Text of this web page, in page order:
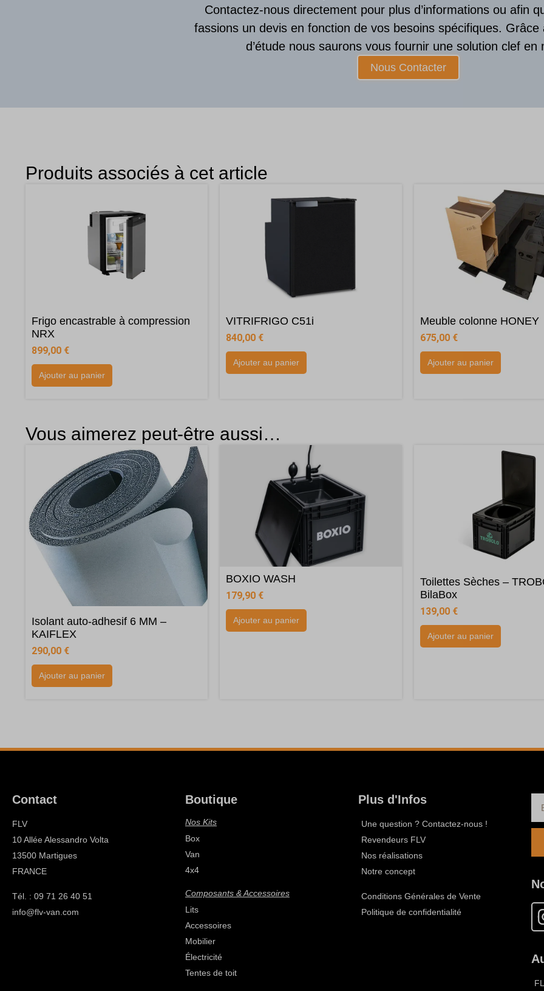
Contactez-nous directement pour plus d’informations ou afin
fassions un devis en fonction de vos besoins spécifiques. Grâce
d’étude nous saurons vous fournir une solution clef en
Nous Contacter
Produits associés à cet article
Frigo encastrable à compression
NRX
899,00 €
Ajouter au panier
VITRIFRIGO C51i
840,00 €
Ajouter au panier
Meuble colonne HONEY
675,00 €
Ajouter au panier
Vous aimerez peut-être aussi…
Isolant auto-adhesif 6 MM –
KAIFLEX
290,00 €
Ajouter au panier
BOXIO WASH
179,90 €
Ajouter au panier
Toilettes Sèches –
BilaBox
139,00 €
Ajouter au panier
Contact
FLV
10 Allée Alessandro Volta
13500 Martigues
FRANCE
Tél. : 09 71 26 40 51
info@flv-van.com
Boutique
Nos Kits
Box
Van
4x4
Composants & Accessoires
Lits
Accessoires
Mobilier
Électricité
Tentes de toit
Plus d'Infos
Une question ? Contactez-nous !
Revendeurs FLV
Nos réalisations
Notre concept
Conditions Générales de Vente
Politique de confidentialité